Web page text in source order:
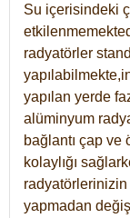
Su içerisindeki
radyatörler
yapılan yerde
alüminyum
bağlantı çap
kolaylığı
radyatörlerinizin
yapmadan